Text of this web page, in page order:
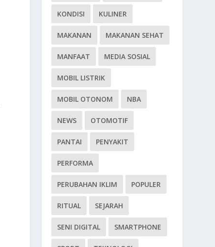
KONDISI KULINER
MAKANAN MAKANAN SEHAT
MANFAAT MEDIA SOSIAL
MOBIL LISTRIK
MOBIL OTONOM NBA
NEWS OTOMOTIF
PANTAI PENYAKIT
PERFORMA
PERUBAHAN IKLIM POPULER
RITUAL SEJARAH
SENI DIGITAL SMARTPHONE